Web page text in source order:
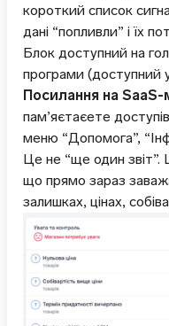
короткий список
дані “попливли” і їх
Блок доступний на
програми (доступний у
Посилання на SaaS-
пам’яєтаєете
меню “Допомога”,
Це не “ще один
що прямо зараз
залишках, цінах,